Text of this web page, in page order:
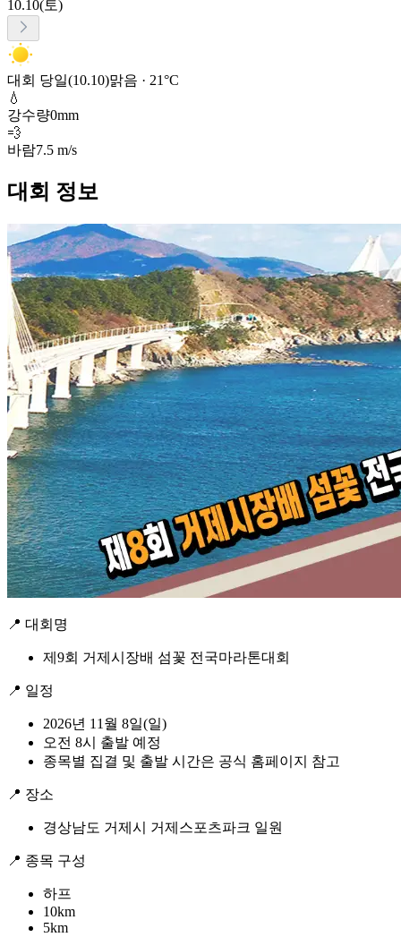
10.10(토)
대회 당일(10.10)맑음 · 21°C
💧
강수량0mm
💨
바람7.5 m/s
대회 정보
📍 대회명
제9회 거제시장배 섬꽃 전국마라톤대회
📍 일정
2026년 11월 8일(일)
오전 8시 출발 예정
종목별 집결 및 출발 시간은 공식 홈페이지 참고
📍 장소
경상남도 거제시 거제스포츠파크 일원
📍 종목 구성
하프
10km
5km